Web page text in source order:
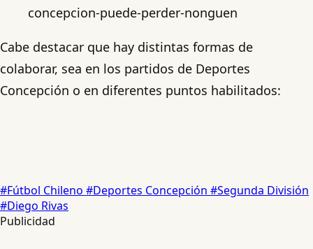
concepcion-puede-perder-nonguen
Cabe destacar que hay distintas formas de
colaborar, sea en los partidos de Deportes
Concepción o en diferentes puntos habilitados:
#Fútbol Chileno #Deportes Concepción #Segunda División
#Diego Rivas
Publicidad